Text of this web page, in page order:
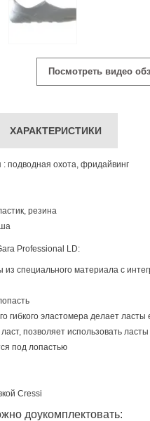
Посмотреть видео
ХАРАКТЕРИСТИКИ
подводная охота, фридайвинг
резина
Professional LD:
из специального материала с
гибкого эластомера делает
позволяет использовать
под лопастью
Cressi
доукомплектовать: